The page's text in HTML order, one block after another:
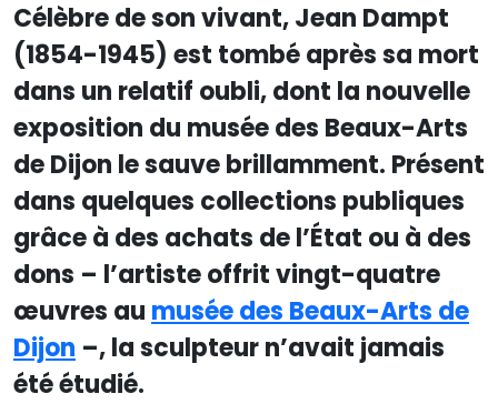
Célèbre de son vivant, Jean Dampt
(1854-1945) est tombé après sa mort
dans un relatif oubli, dont la nouvelle
exposition du musée des Beaux-Arts
de Dijon le sauve brillamment. Présent
dans quelques collections publiques
grâce à des achats de l’État ou à des
dons – l’artiste offrit vingt-quatre
œuvres au musée des Beaux-Arts de
Dijon –, la sculpteur n’avait jamais
été étudié.